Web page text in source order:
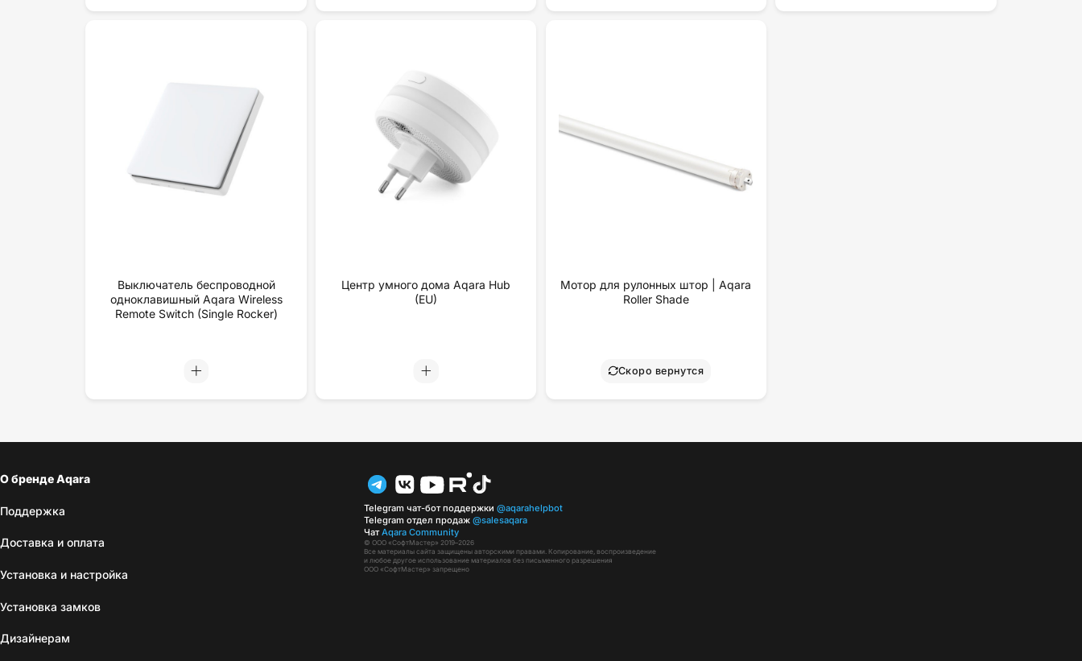
Выключатель беспроводной
одноклавишный Aqara Wireless
Remote Switch (Single Rocker)
Центр умного дома Aqara Hub
(EU)
Мотор для рулонных штор | Aqara
Roller Shade
Скоро вернутся
О бренде Aqara
Поддержка
Доставка и оплата
Установка и настройка
Установка замков
Дизайнерам
Telegram чат-бот поддержки @aqarahelpbot
Telegram отдел продаж@salesaqara
ЧатAqara Community
© ООО «СофтМастер» 2019–2026
Все материалы сайта защищены авторскими правами. Копирование, воспроизведение
и любое другое использование материалов без письменного разрешения
ООО «СофтМастер» запрещено